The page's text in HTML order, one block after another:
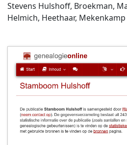
Stevens Hulshoff, Broekman,
Helmich, Heethaar,